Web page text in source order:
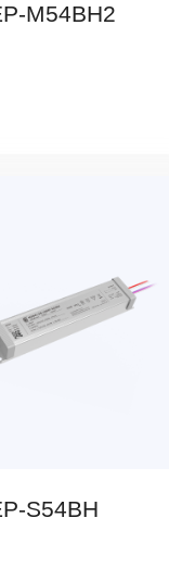
M54BH2
S54BH